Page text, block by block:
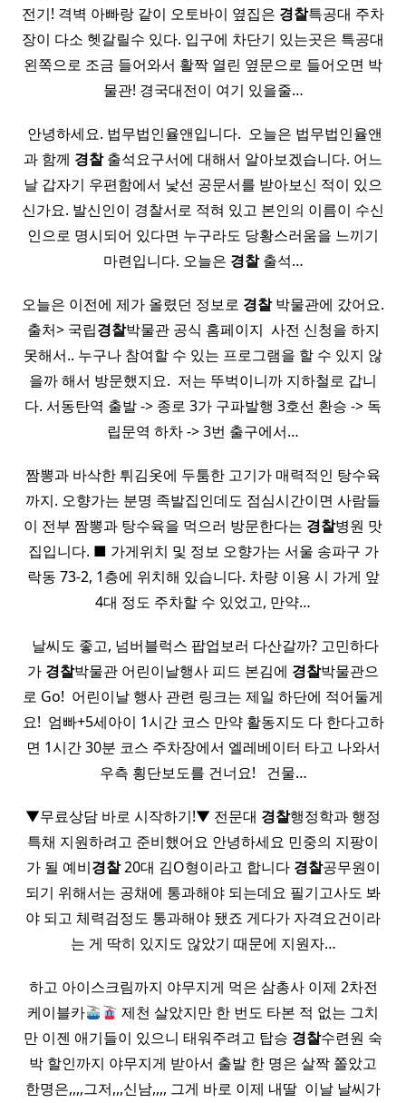
전기! 격벽 아빠랑 같이 오토바이 옆집은 경찰특공대 주차
장이 다소 헷갈릴수 있다. 입구에 차단기 있는곳은 특공대
왼쪽으로 조금 들어와서 활짝 열린 옆문으로 들어오면 박
물관! 경국대전이 여기 있을줄…
​ 안녕하세요. 법무법인율앤입니다. ​ 오늘은 법무법인율앤
과 함께 경찰출석요구서에 대해서 알아보겠습니다. 어느
날 갑자기 우편함에서 낯선 공문서를 받아보신 적이 있으
신가요. 발신인이 경찰서로 적혀 있고 본인의 이름이 수신
인으로 명시되어 있다면 누구라도 당황스러움을 느끼기
마련입니다. 오늘은 경찰출석…
오늘은 이전에 제가 올렸던 정보로 경찰박물관에 갔어요.
출처> 국립경찰박물관 공식 홈페이지 ​ 사전 신청을 하지
못해서.. 누구나 참여할 수 있는 프로그램을 할 수 있지 않
을까 해서 방문했지요. ​ 저는 뚜벅이니까 지하철로 갑니
다. 서동탄역 출발 -> 종로 3가 구파발행 3호선 환승 -> 독
립문역 하차 -> 3번 출구에서…
짬뽕과 바삭한 튀김옷에 두툼한 고기가 매력적인 탕수육
까지. 오향가는 분명 족발집인데도 점심시간이면 사람들
이 전부 짬뽕과 탕수육을 먹으러 방문한다는 경찰병원 맛
집입니다. ■ 가게위치 및 정보 오향가는 서울 송파구 가
락동 73-2, 1층에 위치해 있습니다. 차량 이용 시 가게 앞
4대 정도 주차할 수 있었고, 만약…
​ 날씨도 좋고, 넘버블럭스 팝업보러 다산갈까? 고민하다
가 경찰박물관 어린이날행사 피드 본김에 경찰박물관으
로 Go! ​ 어린이날 행사 관련 링크는 제일 하단에 적어둘게
요! ​ 엄빠+5세아이 1시간 코스 만약 활동지도 다 한다고하
면 1시간 30분 코스 주차장에서 엘레베이터 타고 나와서
우측 횡단보도를 건너요! ​ ​ 건물…
▼무료상담 바로 시작하기!▼ 전문대 경찰행정학과 행정
특채 지원하려고 준비했어요 안녕하세요 민중의 지팡이
가 될 예비경찰20대 김O형이라고 합니다 경찰공무원이
되기 위해서는 공채에 통과해야 되는데요 필기고사도 봐
야 되고 체력검정도 통과해야 됐죠 게다가 자격요건이라
는 게 딱히 있지도 않았기 때문에 지원자…
하고 아이스크림까지 야무지게 먹은 삼총사 이제 2차전
케이블카
제천 살았지만 한 번도 타본 적 없는 그치
만 이젠 애기들이 있으니 태워주려고 탑승 경찰수련원 숙
박 할인까지 야무지게 받아서 출발 한 명은 살짝 쫄았고
한명은,,,,그저,,,신남,,,, 그게 바로 이제 내딸 ​ 이날 날씨가